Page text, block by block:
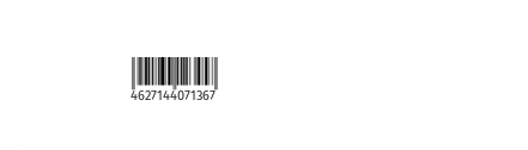
4627144071367